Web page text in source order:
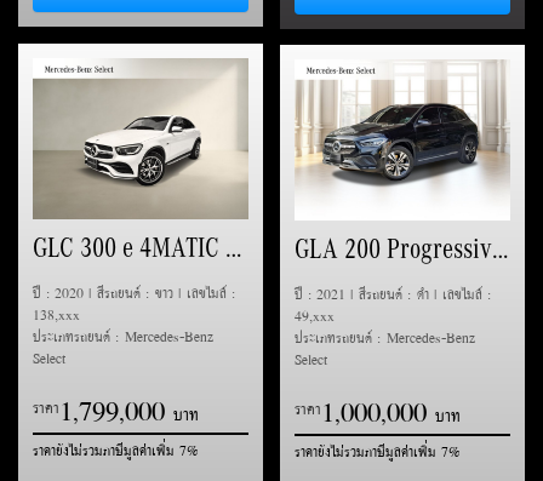
GLC 300 e 4MATIC Coupe AMG Dynamic (C253)
ปี : 2020 | สีรถยนต์ : ขาว | เลขไมล์ :
138,xxx
ประเภทรถยนต์ : Mercedes-Benz
Select
ราคา1,799,000
ราคายังไม่รวมภาษีมูลค่าเพิ่ม 7%
GLA 200 Progressive (H247)
ปี : 2021 | สีรถยนต์ : ดำ | เลขไมล์ :
49,xxx
ประเภทรถยนต์ : Mercedes-Benz
Select
ราคา1,000,000
ราคายังไม่รวมภาษีมูลค่าเพิ่ม 7%